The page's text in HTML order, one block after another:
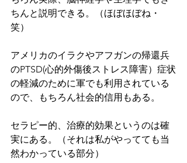
ちんと説明できる。（ほぼほぼね・
笑）
アメリカのイラクやアフガンの帰還兵
のPTSD(心的外傷後ストレス障害）症状
の軽減のために軍でも利用されている
ので、もちろん社会的信用もある。
セラピー的、治療的効果というのは確
実にある。（それは私がやってても当
然わかっている部分）